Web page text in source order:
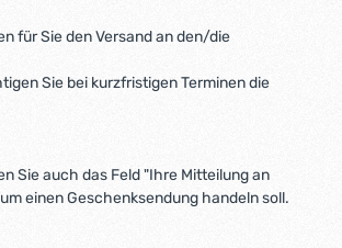
für Sie den Versand an den/die
Sie bei kurzfristigen Terminen die
Sie auch das Feld "Ihre Mitteilung an
einen Geschenksendung handeln soll.